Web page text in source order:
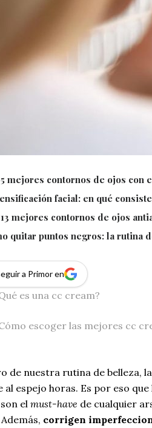
mejores contornos de ojos con
facial: en qué
mejores contornos de ojos
quitar puntos negros: la rutina
a Primor en
es una cc cream?
escoger las mejores cc
de nuestra rutina de belleza,
al espejo horas. Es por eso que
el must-have de cualquier
Además, corrigen